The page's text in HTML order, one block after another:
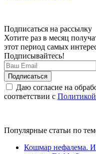
Подписаться на рассылку
Хотите раз в месяц
этот период самых
Подписывайтесь!
Даю согласие на
соответствии с
Популярные статьи по
Кошмар нефалема.